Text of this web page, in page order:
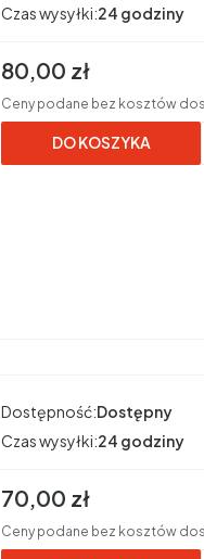
Czas wysyłki:24 godziny
Cena brutto
80,00 zł
Ceny podane bez kosztów
DO KOSZYKA
Dostępność:Dostępny
Czas wysyłki:24 godziny
Cena brutto
70,00 zł
Ceny podane bez kosztów